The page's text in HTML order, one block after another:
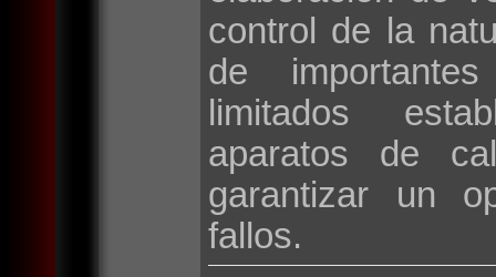
control de la
de
limitados
aparatos de
garantizar un
fallos.